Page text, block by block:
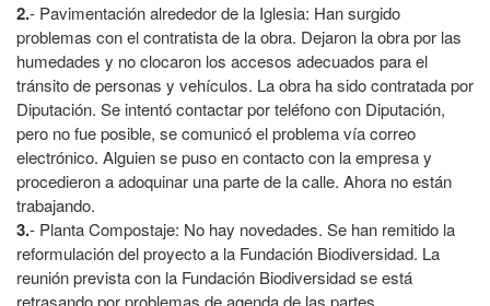
2.- Pavimentación alrededor de la Iglesia: Han surgido
problemas con el contratista de la obra. Dejaron la obra por las
humedades y no clocaron los accesos adecuados para el
tránsito de personas y vehículos. La obra ha sido contratada por
Diputación. Se intentó contactar por teléfono con Diputación,
pero no fue posible, se comunicó el problema vía correo
electrónico. Alguien se puso en contacto con la empresa y
procedieron a adoquinar una parte de la calle. Ahora no están
trabajando.
3.- Planta Compostaje: No hay novedades. Se han remitido la
reformulación del proyecto a la Fundación Biodiversidad. La
reunión prevista con la Fundación Biodiversidad se está
retrasando por problemas de agenda de las partes.